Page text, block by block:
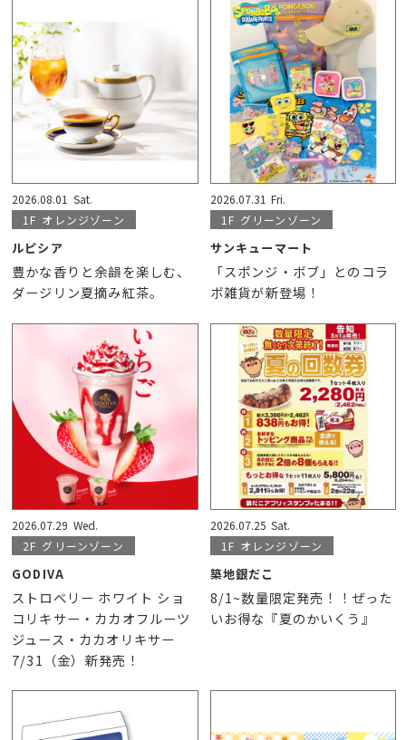
2026.08.01 Sat.
1F オレンジゾーン
ルピシア
豊かな香りと余韻を楽しむ、
ダージリン夏摘み紅茶。
2026.07.31 Fri.
1F グリーンゾーン
サンキューマート
「スポンジ・ボブ」とのコラ
ボ雑貨が新登場！
2026.07.29 Wed.
2F グリーンゾーン
GODIVA
ストロベリー ホワイト ショ
コリキサー・カカオフルーツ
ジュース・カカオリキサー
7/31（金）新発売！
2026.07.25 Sat.
1F オレンジゾーン
築地銀だこ
8/1~数量限定発売！！ぜった
いお得な『夏のかいくう』